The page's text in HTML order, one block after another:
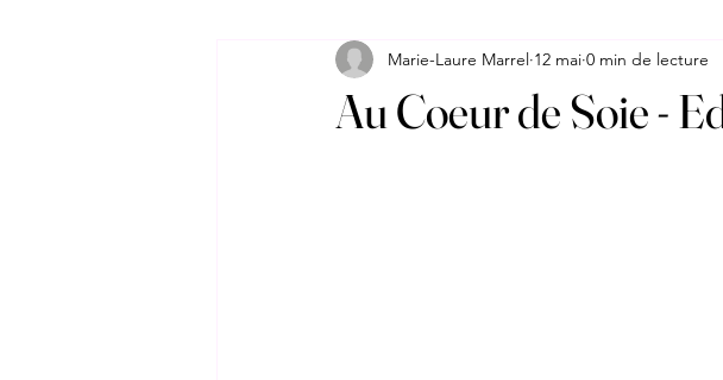
Au Coeur de Soie -
Marie-Laure Marrel 12 mai 0 min de lecture